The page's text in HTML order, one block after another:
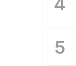
5